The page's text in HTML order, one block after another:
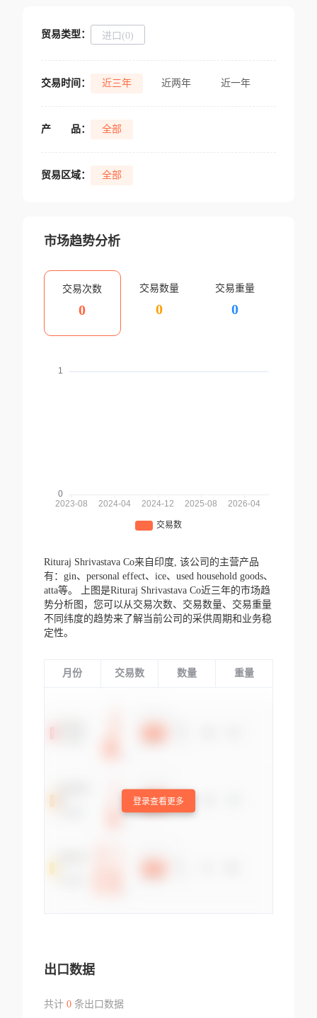
贸易类型： 进口(0)
交易时间： 近三年 近两年 近一年
产 品： 全部
贸易区域： 全部
市场趋势分析
交易次数
0
交易数量
0
交易重量
0
Rituraj Shrivastava Co来自印度, 该公司的主营产品
有：gin、personal effect、ice、used household goods、
atta等。
上图是Rituraj Shrivastava Co近三年的市场趋
势分析图，您可以从交易次数、交易数量、交易重量
不同纬度的趋势来了解当前公司的采供周期和业务稳
定性。
月份 交易数 数量 重量
登录查看更多
出口数据
共计 0条出口数据